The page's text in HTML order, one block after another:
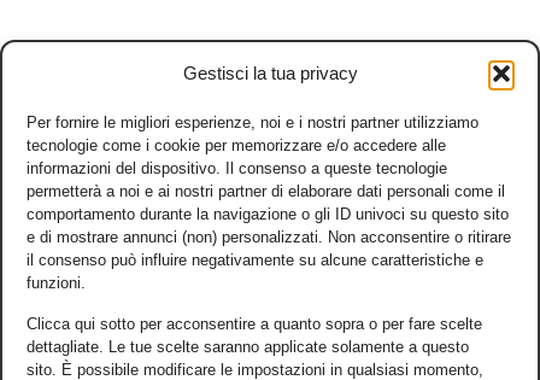
Gestisci la tua privacy
Per fornire le migliori esperienze, noi e i nostri partner utilizziamo
tecnologie come i cookie per memorizzare e/o accedere alle
informazioni del dispositivo. Il consenso a queste tecnologie
permetterà a noi e ai nostri partner di elaborare dati personali come il
comportamento durante la navigazione o gli ID univoci su questo sito
e di mostrare annunci (non) personalizzati. Non acconsentire o ritirare
il consenso può influire negativamente su alcune caratteristiche e
funzioni.
Clicca qui sotto per acconsentire a quanto sopra o per fare scelte
dettagliate. Le tue scelte saranno applicate solamente a questo
sito. È possibile modificare le impostazioni in qualsiasi momento,